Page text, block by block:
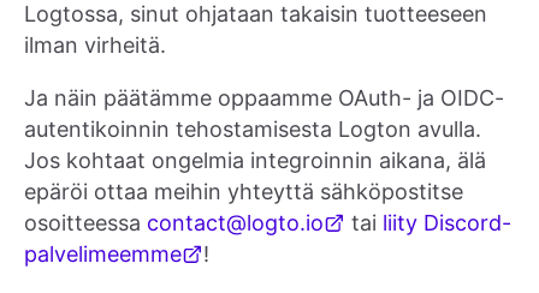
Logtossa, sinut ohjataan takaisin tuotteeseen
ilman virheitä.
Ja näin päätämme oppaamme OAuth- ja OIDC-
autentikoinnin tehostamisesta Logton avulla.
Jos kohtaat ongelmia integroinnin aikana, älä
epäröi ottaa meihin yhteyttä sähköpostitse
osoitteessa contact@logto.io tai liity Discord-
palvelimeemme
!